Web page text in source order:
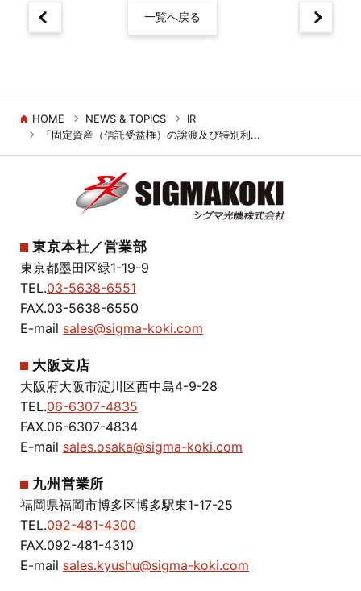
一覧へ戻る
HOME NEWS & TOPICS
IR
「固定資産（信託受益権）の譲渡及び特別利...
東京本社／営業部
東京都墨田区緑1-19-9
TEL.03-5638-6551
FAX.03-5638-6550
E-mail sales@sigma-koki.com
大阪支店
大阪府大阪市淀川区西中島4-9-28
TEL.06-6307-4835
FAX.06-6307-4834
E-mail sales.osaka@sigma-koki.com
九州営業所
福岡県福岡市博多区博多駅東1-17-25
TEL.092-481-4300
FAX.092-481-4310
E-mail sales.kyushu@sigma-koki.com